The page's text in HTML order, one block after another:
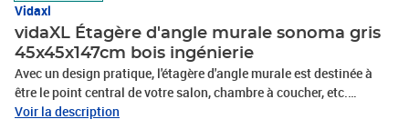
Vidaxl
vidaXL Étagère d'angle murale sonoma gris
45x45x147cm bois ingénierie
Avec un design pratique, l'étagère d'angle murale est destinée à
être le point central de votre salon, chambre à coucher, etc.
Matériau facile à nettoyer : fabriquée en bois d'ingénierie, l'étagère
Voir la description